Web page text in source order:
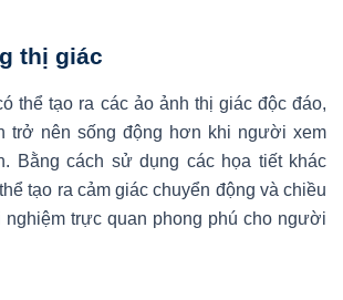
thị giác
thể tạo ra các ảo ảnh thị giác độc đáo,
trở nên sống động hơn khi người xem
Bằng cách sử dụng các họa tiết khác
tạo ra cảm giác chuyển động và chiều
nghiệm trực quan phong phú cho người